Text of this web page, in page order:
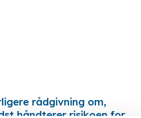
rådgivning om,
håndterer risikoen for